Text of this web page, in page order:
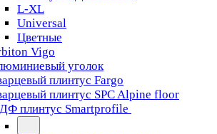
L-XL
Universal
Цветные
Vigo
уголок
плинтус Fargo
плинтус SPC Alpine floor
плинтус Smartprofile